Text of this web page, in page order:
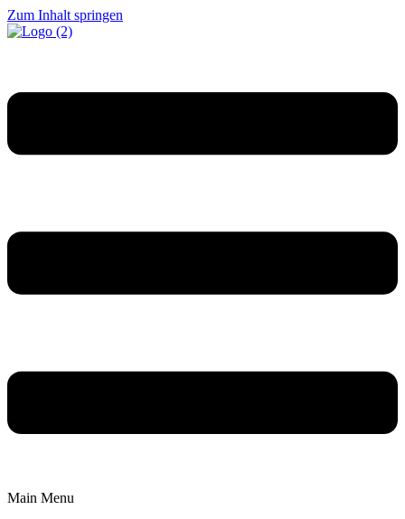
Zum Inhalt springen
Main Menu